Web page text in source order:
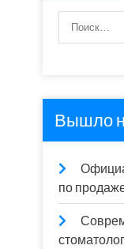
Вышло
по